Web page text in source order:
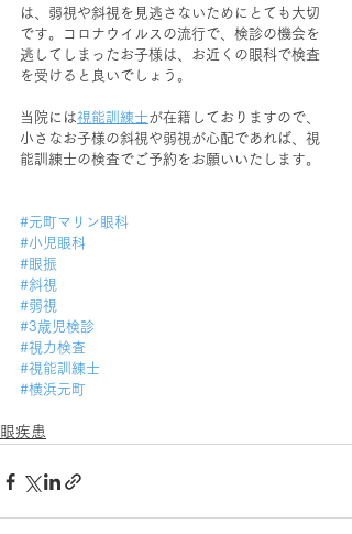
は、弱視や斜視を見逃さないためにとても大切
です。コロナウイルスの流行で、検診の機会を
逃してしまったお子様は、お近くの眼科で検査
を受けると良いでしょう。
当院には視能訓練士が在籍しておりますので、
小さなお子様の斜視や弱視が心配であれば、視
能訓練士の検査でご予約をお願いいたします。
#元町マリン眼科
#小児眼科
#眼振
#斜視
#弱視
#3歳児検診
#視力検査
#視能訓練士
#横浜元町
眼疾患